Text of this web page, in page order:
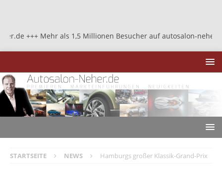
als 1,5 Millionen Besucher auf autosalon-neher.de +++
STARTSEITE NEWS Hamburgs großer Klassik-Grand-Prix